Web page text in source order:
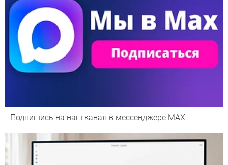
Подпишись на наш канал в мессенджере МАХ